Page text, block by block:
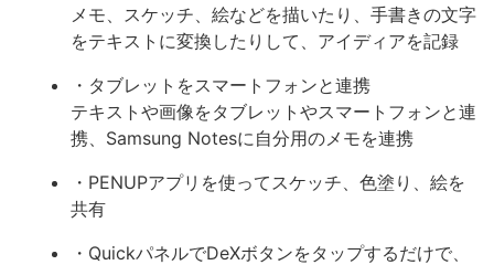
メモ、スケッチ、絵などを描いたり、手書きの文字
をテキストに変換したりして、アイディアを記録
・タブレットをスマートフォンと連携
テキストや画像をタブレットやスマートフォンと連
携、Samsung Notesに自分用のメモを連携
・PENUPアプリを使ってスケッチ、色塗り、絵を
共有
・QuickパネルでDeXボタンをタップするだけで、